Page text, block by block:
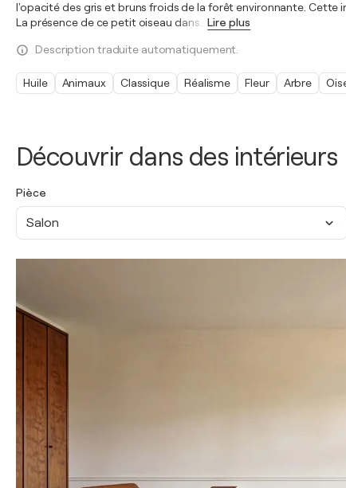
Découvrir dans des intérieurs
Pièce
Salon
l'opacité des gris et bruns froids de la forêt environnante. Cette
La présence de ce petit oiseau dans
Lire plus
Description traduite automatiquement.
Huile Animaux Classique Réalisme Fleur Arbre